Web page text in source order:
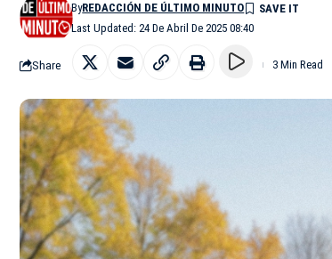
Last Updated: 24 De Abril De 2025 08:40
ByREDACCIÓN DE ÚLTIMO MINUTO
Share 3 Min Read